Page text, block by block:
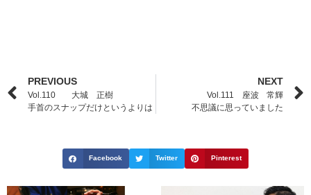
PREVIOUS
Vol.110 大城 正樹
手首のスナップだけというよりは
NEXT
Vol.111 座波 常輝
不思議に思っていました
Facebook Twitter Pinterest